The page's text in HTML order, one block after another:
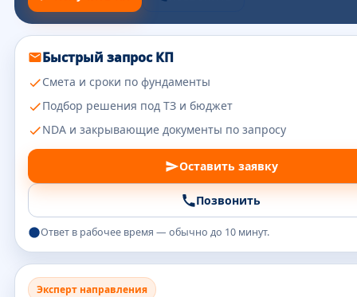
Быстрый запрос КП
Смета и сроки по фундаменты
Подбор решения под ТЗ и бюджет
NDA и закрывающие документы по запросу
Оставить заявку
Позвонить
Ответ в рабочее время — обычно до 10 минут.
Эксперт направления